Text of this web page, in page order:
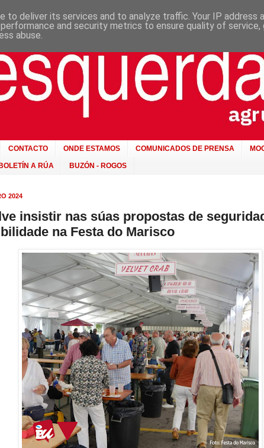
CONTACTO ONDE ESTAMOS COMUNICADOS DE PRENSA
A RÚA BUZÓN - ROGOS
2024
insistir nas súas propostas de
na Festa do Marisco
to deliver its services and to analyze traffic. Your IP address
and security metrics to ensure quality of service,
abuse.